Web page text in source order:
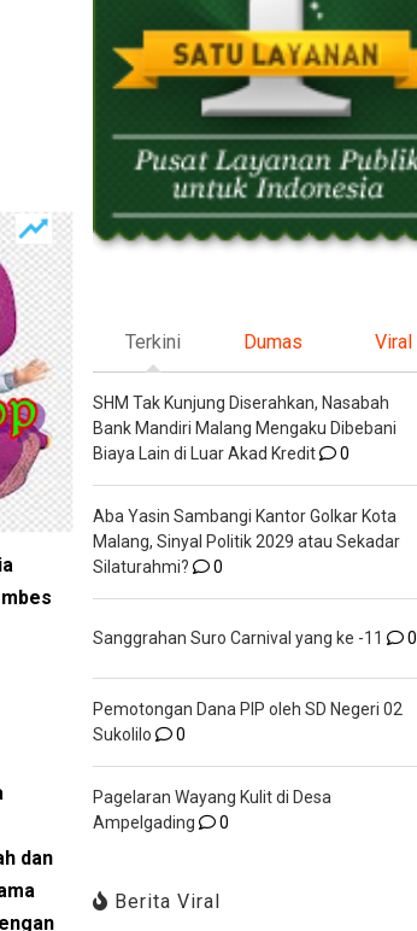
dan
Terkini Dumas Viral
SHM Tak Kunjung Diserahkan, Nasabah
Bank Mandiri Malang Mengaku Dibebani
Biaya Lain di Luar Akad Kredit
0
Aba Yasin Sambangi Kantor Golkar Kota
Malang, Sinyal Politik 2029 atau Sekadar
Silaturahmi?
0
Sanggrahan Suro Carnival yang ke -11 0
Pemotongan Dana PIP oleh SD Negeri 02
Sukolilo
0
Pagelaran Wayang Kulit di Desa
Ampelgading
0
Berita Viral